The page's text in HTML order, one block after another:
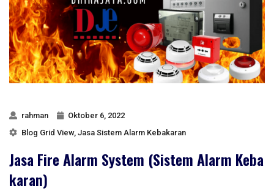
rahman
Oktober 6, 2022
Blog Grid View, Jasa Sistem Alarm Kebakaran
Jasa Fire Alarm System (Sistem Alarm Keba
Karan)